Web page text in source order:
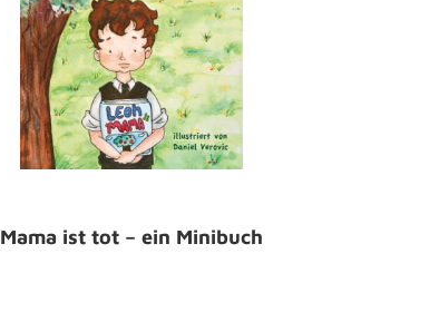
Mama ist tot – ein Minibuch